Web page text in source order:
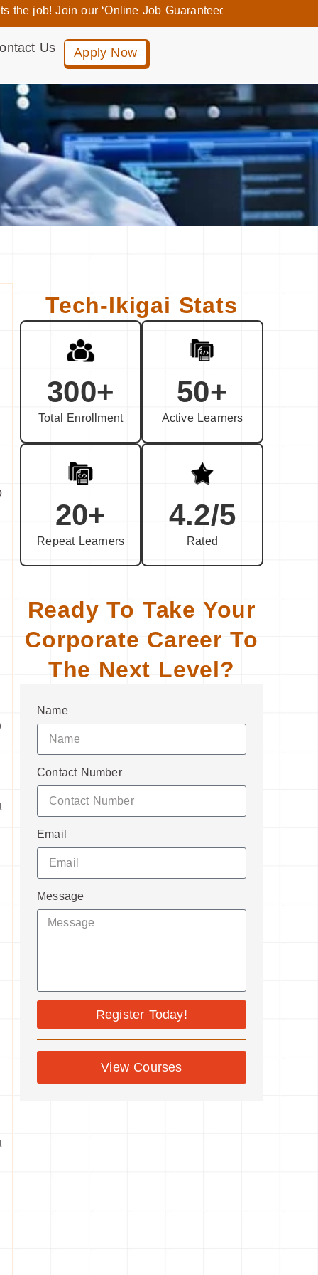
Join our ‘Online Job Guaranteed Programs’ and enjoy
Us Apply Now
Tech-Ikigai Stats
300+
Total Enrollment
50+
Active Learners
20+
Repeat Learners
4.2/5
Rated
Ready To Take Your
Corporate Career To
The Next Level?
Name
Contact Number
Email
Message
Register Today!
View Courses